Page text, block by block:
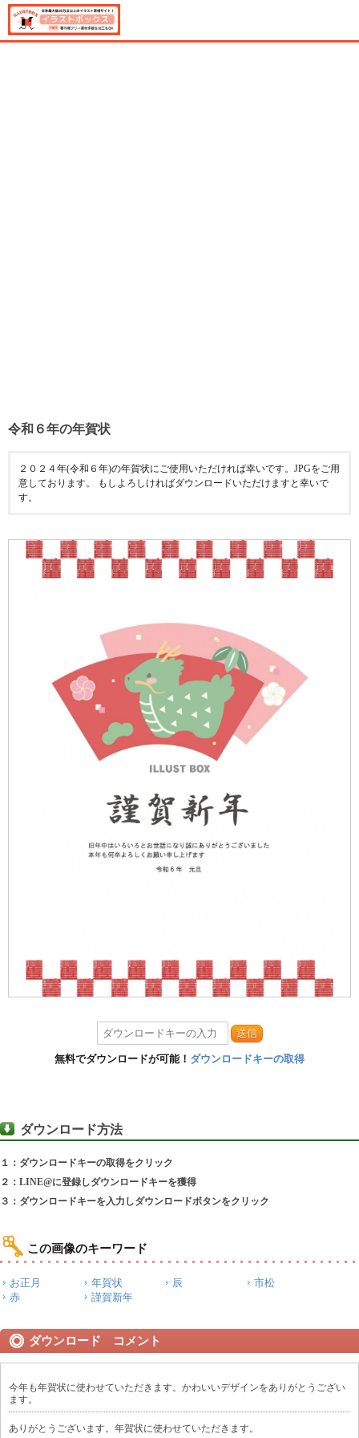
令和６年の年賀状
２０２４年(令和６年)の年賀状にご使用いただければ幸いです。JPGをご用
意しております。 もしよろしければダウンロードいただけますと幸いで
す。
送信
無料でダウンロードが可能！ ダウンロードキーの取得
ダウンロード方法
１：ダウンロードキーの取得をクリック
２：LINE@に登録しダウンロードキーを獲得
３：ダウンロードキーを入力しダウンロードボタンをクリック
この画像のキーワード
お正月 年賀状 辰
市松
赤
謹賀新年
ダウンロード コメント
今年も年賀状に使わせていただきます。かわいいデザインをありがとうござい
ます。
ありがとうございます。年賀状に使わせていただきます。